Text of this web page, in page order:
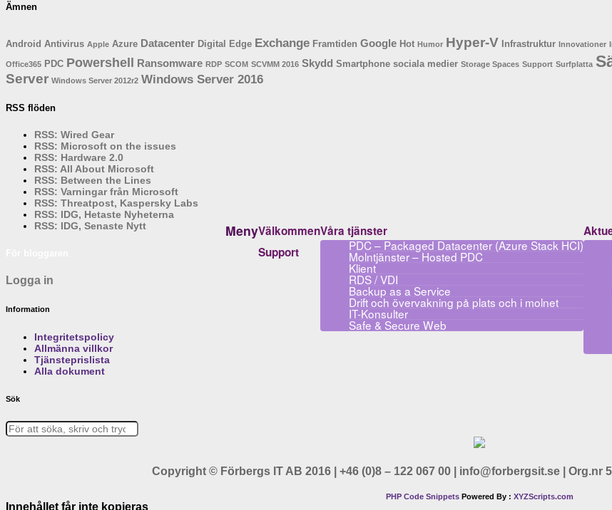
MenyVälkommenVåra tjänster
PDC – Packaged Datacenter (Azure Stack HCI)
Molntjänster – Hosted PDC
Klient
RDS / VDI
Backup as a Service
Drift och övervakning på plats och i molnet
IT-Konsulter
Safe & Secure Web
Support
Ämnen
Android Antivirus Apple Azure Datacenter Digital Edge Exchange Framtiden Google Hot Humor Hyper-V Infrastruktur Innovationer
Office365 PDC Powershell Ransomware RDP SCOM SCVMM 2016 Skydd Smartphone sociala medier Storage Spaces Support Surfplatta
Server Windows Server 2012r2 Windows Server 2016
RSS flöden
RSS: Wired Gear
RSS: Microsoft on the issues
RSS: Hardware 2.0
RSS: All About Microsoft
RSS: Between the Lines
RSS: Varningar från Microsoft
RSS: Threatpost, Kaspersky Labs
RSS: IDG, Hetaste Nyheterna
RSS: IDG, Senaste Nytt
Logga in
Information
Integritetspolicy
Allmänna villkor
Tjänsteprislista
Alla dokument
Sök
Copyright © Förbergs IT AB 2016 | +46 (0)8 – 122 067 00 | info@forbergsit.se | Org.nr
PHP Code SnippetsPowered By : XYZScripts.com
Innehållet får inte kopieras